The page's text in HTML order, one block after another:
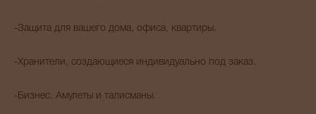
-Защита для вашего дома, офиса, квартиры.
-Хранители, создающиеся индивидуально под заказ.
-Бизнес. Амулеты и талисманы.